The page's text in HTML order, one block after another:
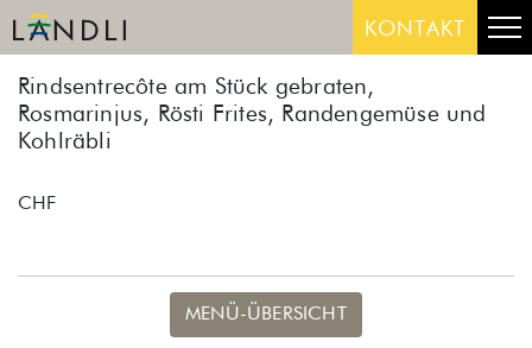
Skip
to
KONTAKT
Rindsentrecôte am Stück gebraten,
Rosmarinjus, Rösti Frites, Randengemüse und
Kohlräbli
CHF
MENÜ-ÜBERSICHT